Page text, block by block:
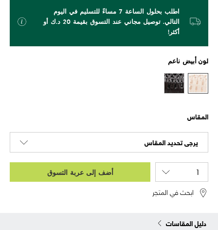
اطلب بحلول الساعة 7 مساءً للتسليم في اليوم
التالي. توصيل مجاني عند التسوق بقيمة 20 د.ك أو
أكثر!
لون أبيض ناعم
المقاس
يرجى تحديد المقاس
أضف إلى عربة التسوق
ابحث في المتجر
دليل المقاسات